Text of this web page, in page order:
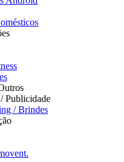
Publicidade
/ Brindes